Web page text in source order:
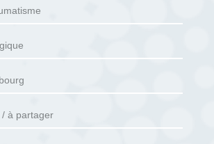
à partager